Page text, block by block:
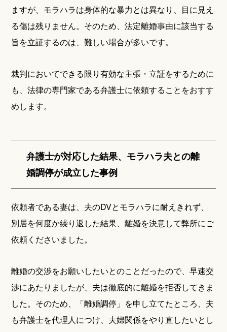
ますが、モラハラは身体的な暴力とは異なり、目に見え
る傷は残りません。そのため、法定離婚事由に該当する
旨を立証するのは、難しい場合が多いです。
裁判においてできる限り有効な主張・立証をするために
も、法律の専門家である弁護士に依頼することをおすす
めします。
弁護士が対応した結果、モラハラ夫との離
婚調停が成立した事例
依頼者である妻は、夫のDVとモラハラに耐えきれず、
別居を何度か繰り返した結果、離婚を決意して弊所にご
依頼くださいました。
離婚の交渉をお願いしたいとのことだったので、早速交
渉にあたりましたが、夫は徹底的に離婚を拒否してきま
した。そのため、「離婚調停」を申し立てたところ、夫
も弁護士を代理人につけ、夫婦関係をやり直したいとし